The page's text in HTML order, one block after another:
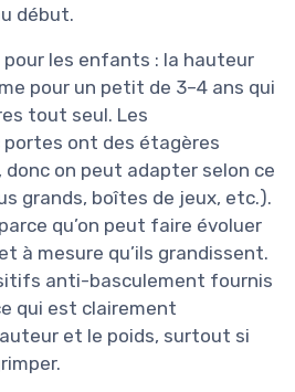
début.
les enfants : la hauteur
pour un petit de 3–4 ans qui
tout seul. Les
ont des étagères
donc on peut adapter selon ce
grands, boîtes de jeux, etc.).
qu’on peut faire évoluer
à mesure qu’ils grandissent.
anti-basculement fournis
qui est clairement
et le poids, surtout si